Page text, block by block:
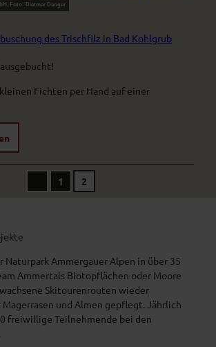
Foto: Dietmar Denger
des Trischfilz in Bad Kohlgrub
Fichten per Hand auf einer
o
e
S
e
i
t
e
1 2
Naturpark Ammergauer Alpen in über 35
Ammertals Biotopflächen oder Moore
Skitourenrouten wieder
und Almen gepflegt. Jährlich
freiwillige Teilnehmende bei den